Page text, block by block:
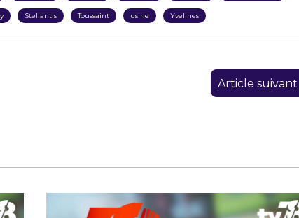
Stellantis Toussaint usine Yvelines
Article suivant